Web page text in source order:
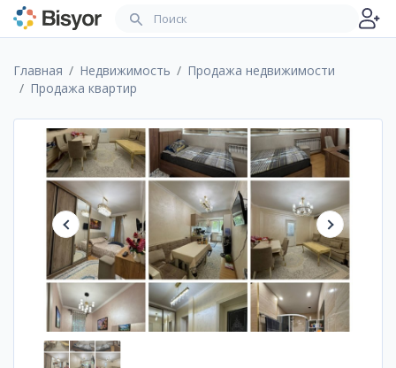
Главная Недвижимость
Продажа недвижимости
Продажа квартир